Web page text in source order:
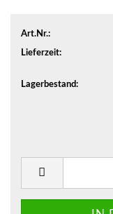
Art.Nr.:
Lieferzeit:
Lagerbestand: